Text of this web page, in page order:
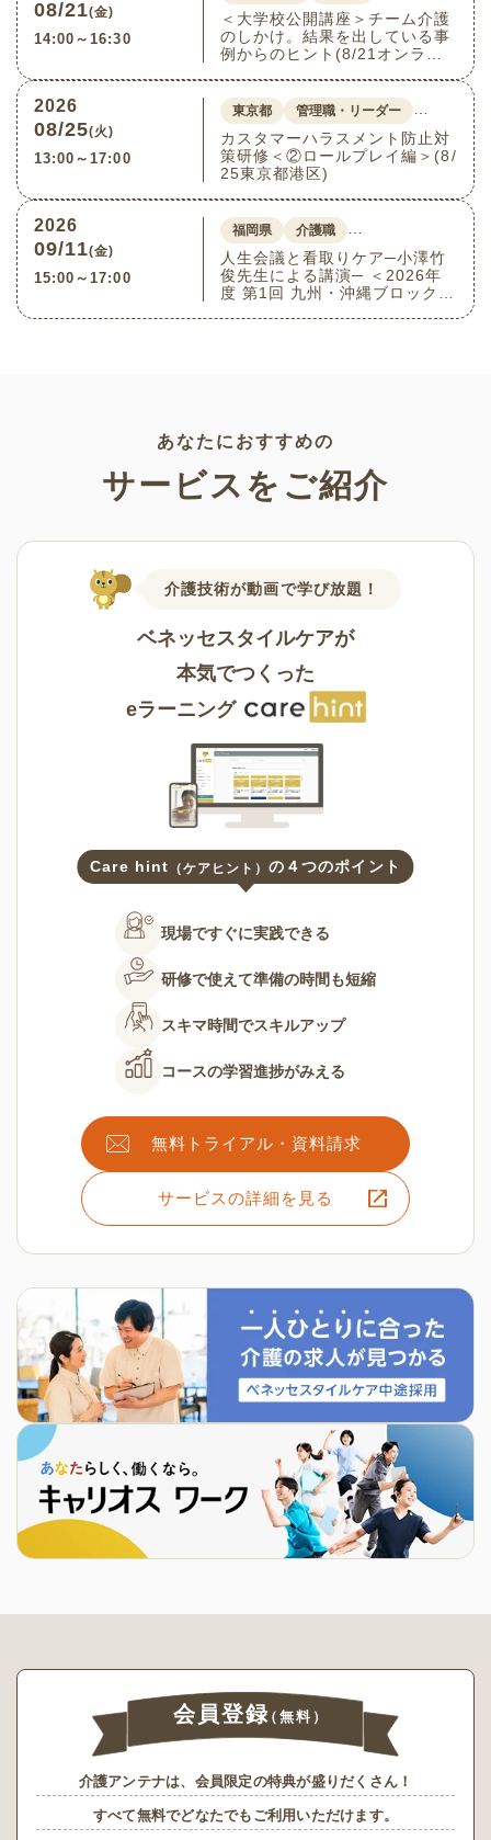
08/21(金)
14:00～16:30
＜大学校公開講座＞チーム介護
のしかけ。結果を出している事
例からのヒント(8/21オンライ
2026
08/25(火)
13:00～17:00
東京都 管理職・リーダー
…
カスタマーハラスメント防止対
策研修＜②ロールプレイ編＞(8/
25東京都港区)
2026
09/11(金)
15:00～17:00
福岡県 介護職
…
人生会議と看取りケア─小澤竹
俊先生による講演─ ＜2026年
度 第1回 九州・沖縄ブロック介
あなたにおすすめの
サービスをご紹介
介護技術が動画で学び放題！
ベネッセスタイルケアが
本気でつくった
eラーニング
Care hint （ケアヒント）の４つのポイント
現場ですぐに実践できる
研修で使えて準備の時間も短縮
スキマ時間でスキルアップ
コースの学習進捗がみえる
無料トライアル・資料請求
サービスの詳細を見る
会員登録（無料）
介護アンテナは、会員限定の特典が盛りだくさん！
すべて無料でどなたでもご利用いただけます。